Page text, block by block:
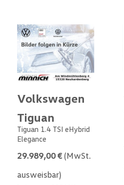
Volkswagen
Tiguan
Tiguan 1.4 TSI eHybrid
Elegance
29.989,00 € (MwSt.
ausweisbar)